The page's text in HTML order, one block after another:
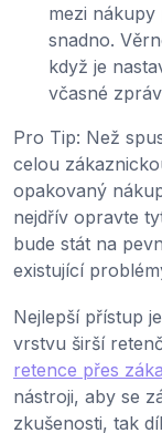
mezi
snadno.
když je
včasné
Pro Tip: Než
celou
opakovaný
nejdřív opravte
bude stát na
existující
Nejlepší přístup
vrstvu širší
retence přes
nástroji, aby se
zkušenosti, tak